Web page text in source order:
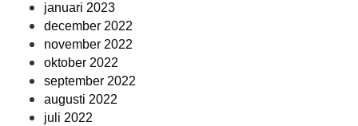
januari 2023
december 2022
november 2022
oktober 2022
september 2022
augusti 2022
juli 2022